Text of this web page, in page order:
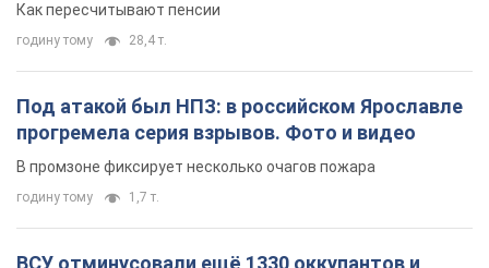
Численность путинской армии сокращается
2 години тому